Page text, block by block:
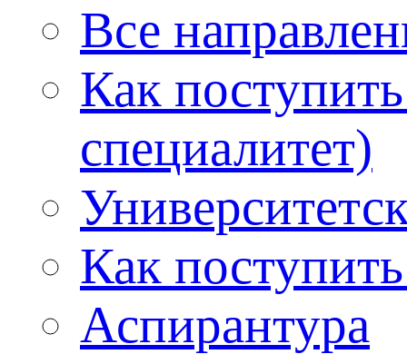
Все
Как
специалитет)
Как
Аспирантура